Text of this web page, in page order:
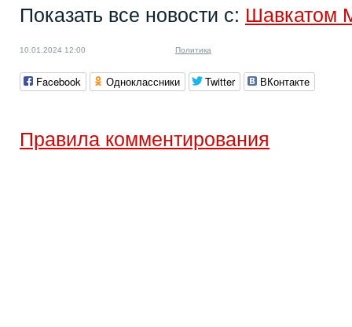
Показать все новости с: Шавкатом
10.01.2024 12:00 Политика
Facebook Одноклассники Twitter ВКонтакте
Правила комментирования